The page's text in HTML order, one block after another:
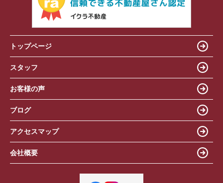
トップページ
スタッフ
お客様の声
ブログ
アクセスマップ
会社概要